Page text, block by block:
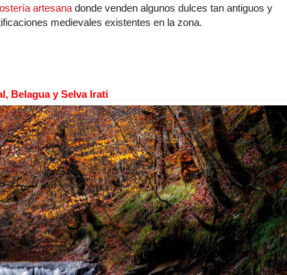
artesana donde venden algunos dulces tan antiguos y
medievales existentes en la zona.
Belagua y Selva Irati